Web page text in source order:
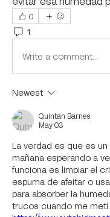
0
1
Write a comment...
Newest
Quintan Barnes
May 03
La verdad es que es
mañana esperando a
funciona es limpiar el
espuma de afeitar o
para absorber la